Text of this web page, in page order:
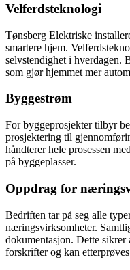
Velferdsteknologi
Tønsberg Elektriske
smartere hjem.
selvstendighet i hverdagen.
som gjør hjemmet mer
Byggestrøm
For byggeprosjekter tilbyr
prosjektering til
håndterer hele prosessen
på byggeplasser.
Oppdrag for
Bedriften tar på seg alle
næringsvirksomheter.
dokumentasjon. Dette
forskrifter og kan